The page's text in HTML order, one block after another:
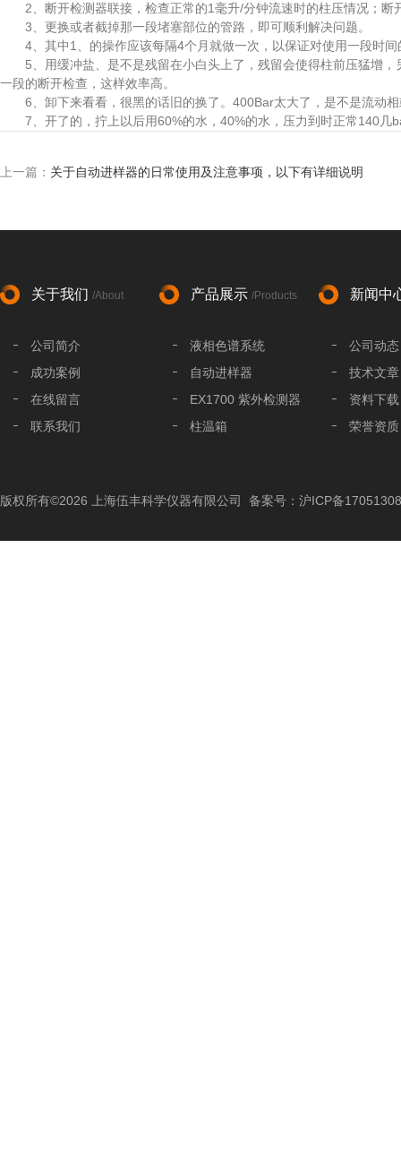
2、断开检测器联接，检查正常的1毫升/分钟流速时的柱压情况；断
3、更换或者截掉那一段堵塞部位的管路，即可顺利解决问题。
4、其中1、的操作应该每隔4个月就做一次，以保证对使用一段时间
5、用缓冲盐、是不是残留在小白头上了，残留会使得柱前压猛增，
一段的断开检查，这样效率高。
6、卸下来看看，很黑的话旧的换了。400Bar太大了，是不是流动相
7、开了的，拧上以后用60%的水，40%的水，压力到时正常140几
上一篇： 关于自动进样器的日常使用及注意事项，以下有详细说明
关于我们 /About
公司简介
成功案例
在线留言
联系我们
产品展示 /Products
液相色谱系统
自动进样器
EX1700 紫外检测器
柱温箱
色谱工作站
新闻中
公司动态
技术文章
资料下载
荣誉资质
版权所有©2026 上海伍丰科学仪器有限公司 备案号：沪ICP备